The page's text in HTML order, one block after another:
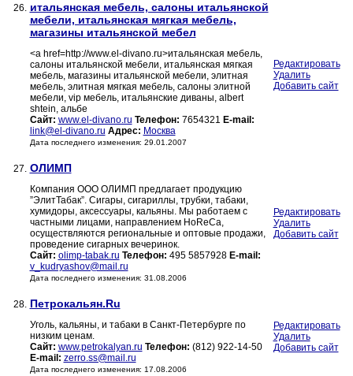
26. итальянская мебель, салоны итальянской
мебели, итальянская мягкая мебель,
магазины итальянской мебел
<a href=http://www.el-divano.ru>итальянская мебель,
салоны итальянской мебели, итальянская мягкая
мебель, магазины итальянской мебели, элитная
мебель, элитная мягкая мебель, салоны элитной
мебели, vip мебель, итальянские диваны, albert
shtein, альбе
Сайт: www.el-divano.ru Телефон: 7654321 E-mail:
link@el-divano.ru Адрес: Москва
Дата последнего изменения: 29.01.2007
Редактировать
Удалить
Добавить сайт
27. ОЛИМП
Компания ООО ОЛИМП предлагает продукцию
”ЭлитТабак”. Сигары, сигариллы, трубки, табаки,
хумидоры, аксессуары, кальяны. Мы работаем с
частными лицами, направлением HoReCa,
осуществляются региональные и оптовые продажи,
проведение сигарных вечеринок.
Сайт: olimp-tabak.ru Телефон: 495 5857928 E-mail:
v_kudryashov@mail.ru
Дата последнего изменения: 31.08.2006
Редактировать
Удалить
Добавить сайт
28. Петрокальян.Ru
Уголь, кальяны, и табаки в Санкт-Петербурге по
низким ценам.
Сайт: www.petrokalyan.ru Телефон: (812) 922-14-50
E-mail: zerro.ss@mail.ru
Дата последнего изменения: 17.08.2006
Редактировать
Удалить
Добавить сайт